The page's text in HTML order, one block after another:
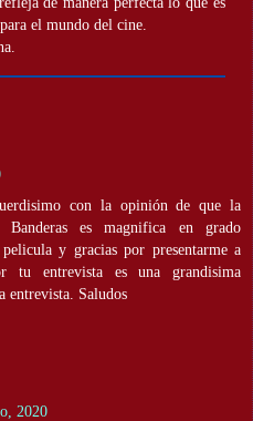
el mundo del cine.
con la opinión de que la
Banderas es magnifica en grado
y gracias por presentarme a
tu entrevista es una grandisima
entrevista. Saludos
2020